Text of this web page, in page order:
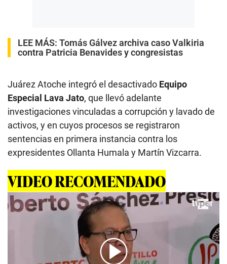
LEE MÁS: Tomás Gálvez archiva caso Valkiria
contra Patricia Benavides y congresistas
Juárez Atoche integró el desactivado Equipo
Especial Lava Jato, que llevó adelante
investigaciones vinculadas a corrupción y lavado de
activos, y en cuyos procesos se registraron
sentencias en primera instancia contra los
expresidentes Ollanta Humala y Martín Vizcarra.
VIDEO RECOMENDADO